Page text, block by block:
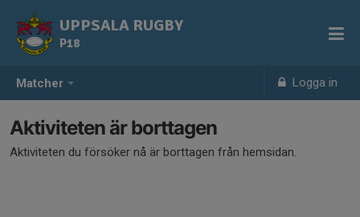
Matcher Logga in
UPPSALA RUGBY
P18
Aktiviteten är borttagen
Aktiviteten du försöker nå är borttagen från hemsidan.